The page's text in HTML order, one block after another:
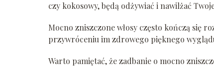
czy kokosowy, będą odżywiać i nawilżać
Mocno zniszczone włosy często kończą się
przywróceniu im zdrowego pięknego
Warto pamiętać, że zadbanie o mocno